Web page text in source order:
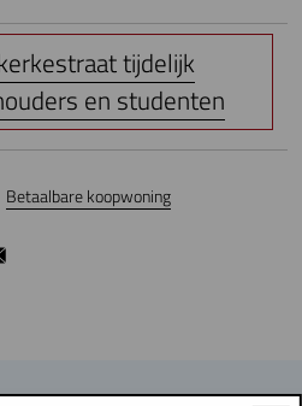
tijdelijk
en studenten
Betaalbare koopwoning